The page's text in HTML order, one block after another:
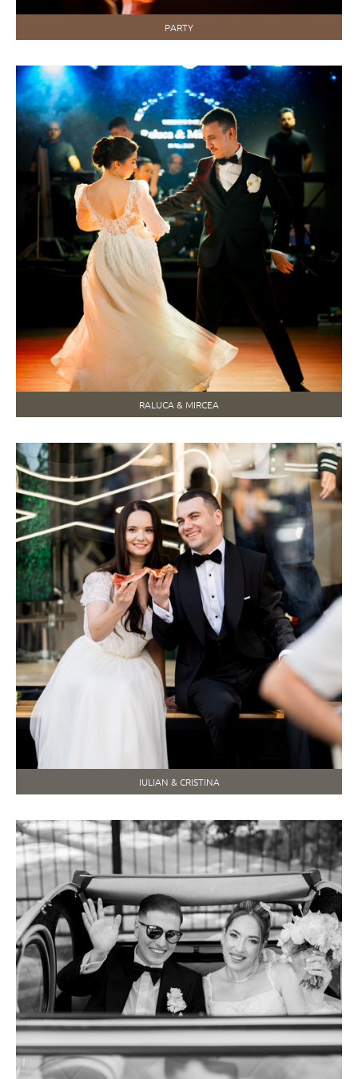
PARTY
RALUCA & MIRCEA
IULIAN & CRISTINA